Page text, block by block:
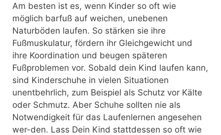
Am besten ist es, wenn Kinder so oft wie
möglich barfuß auf weichen, unebenen
Naturböden laufen. So stärken sie ihre
Fußmuskulatur, fördern ihr Gleichgewicht und
ihre Koordination und beugen späteren
Fußproblemen vor. Sobald dein Kind laufen kann,
sind Kinderschuhe in vielen Situationen
unentbehrlich, zum Beispiel als Schutz vor Kälte
oder Schmutz. Aber Schuhe sollten nie als
Notwendigkeit für das Laufenlernen angesehen
wer-den. Lass Dein Kind stattdessen so oft wie